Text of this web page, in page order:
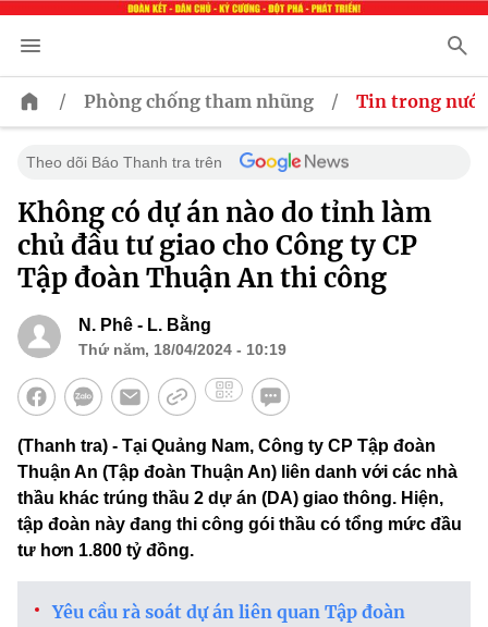
/ Phòng chống tham nhũng / Tin trong nước
Theo dõi Báo Thanh tra trên
Không có dự án nào do tỉnh làm
chủ đầu tư giao cho Công ty CP
Tập đoàn Thuận An thi công
N. Phê - L. Bằng
Thứ năm, 18/04/2024 - 10:19
(Thanh tra) - Tại Quảng Nam, Công ty CP Tập đoàn
Thuận An (Tập đoàn Thuận An) liên danh với các nhà
thầu khác trúng thầu 2 dự án (DA) giao thông. Hiện,
tập đoàn này đang thi công gói thầu có tổng mức đầu
tư hơn 1.800 tỷ đồng.
Yêu cầu rà soát dự án liên quan Tập đoàn